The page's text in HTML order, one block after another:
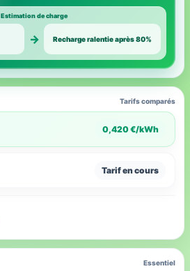
Estimation de charge
→ Recharge ralentie après 80%
Tarifs comparés
0,420 €/kWh
Tarif en cours
Essentiel